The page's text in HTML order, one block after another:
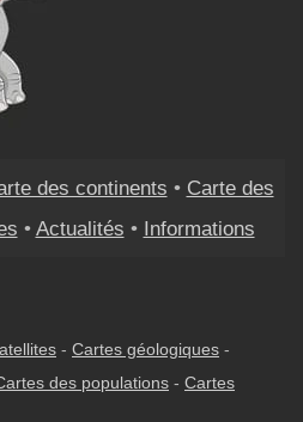
des continents • Carte des
• Actualités • Informations
- Cartes géologiques -
des populations - Cartes